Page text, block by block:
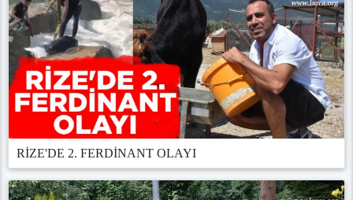
RİZE'DE 2. FERDİNANT OLAYI